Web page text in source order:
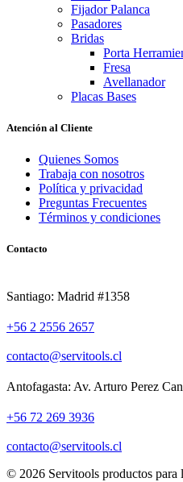
Fijador Palanca
Pasadores
Bridas
Porta
Fresa
Avellanador
Placas Bases
Atención al Cliente
Quienes Somos
Trabaja con nosotros
Política y privacidad
Preguntas Frecuentes
Términos y condiciones
Contacto
Santiago: Madrid #1358
+56 2 2556 2657
contacto@servitools.cl
Antofagasta: Av. Arturo Perez
+56 72 269 3936
contacto@servitools.cl
© 2026 Servitools productos para